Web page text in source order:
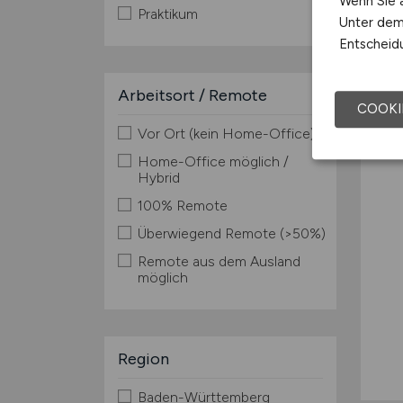
Praktikum
Arbeitsort / Remote
Vor Ort (kein Home-Office)
Home-Office möglich /
Hybrid
100% Remote
Überwiegend Remote (>50%)
Remote aus dem Ausland
möglich
Region
Baden-Württemberg
Unter